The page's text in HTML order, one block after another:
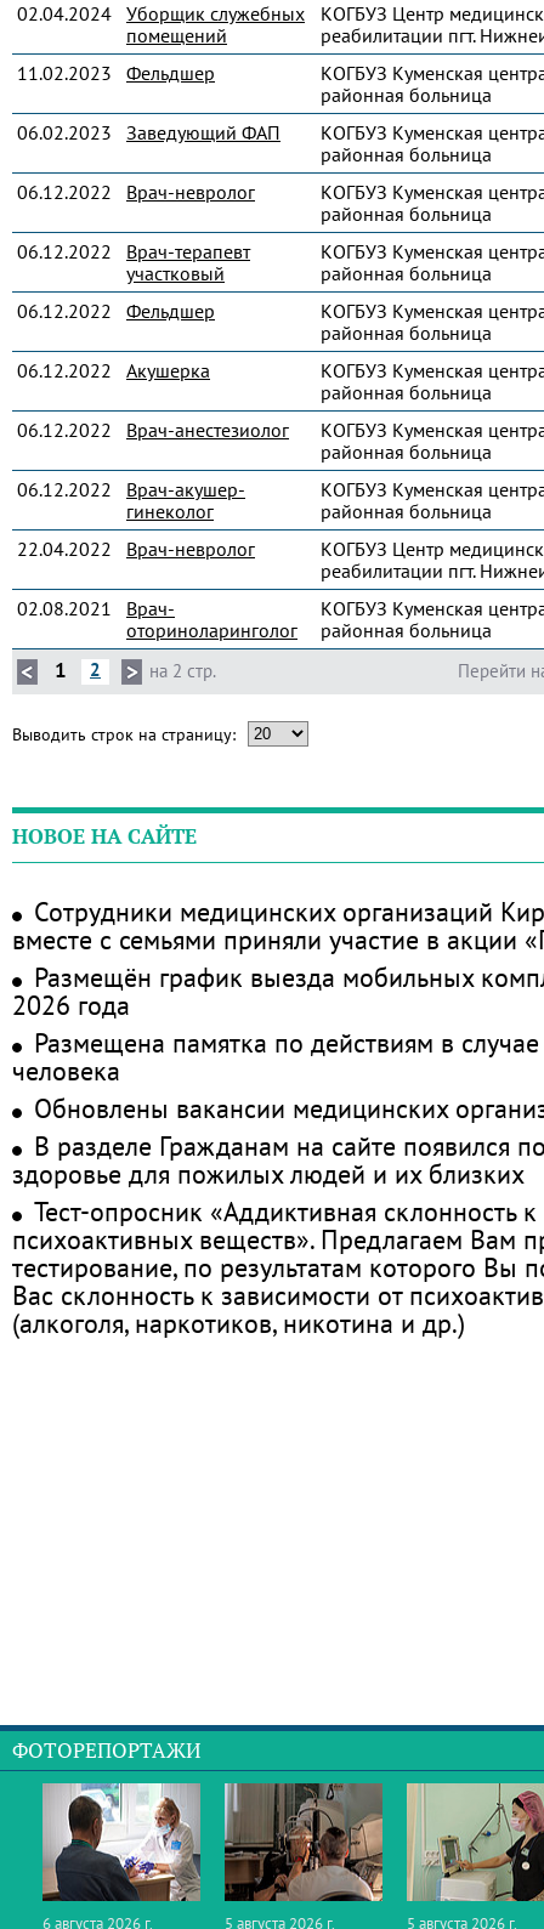
02.04.2024 Уборщик служебных
помещений
КОГБУЗ Центр
реабилитации пгт.
11.02.2023
Фельдшер
КОГБУЗ Куменская
районная больница
06.02.2023
Заведующий ФАП
КОГБУЗ Куменская
районная больница
06.12.2022
Врач-невролог
КОГБУЗ Куменская
районная больница
06.12.2022
Врач-терапевт
участковый
КОГБУЗ Куменская
районная больница
06.12.2022
Фельдшер
КОГБУЗ Куменская
районная больница
06.12.2022
Акушерка
КОГБУЗ Куменская
районная больница
06.12.2022
Врач-анестезиолог
КОГБУЗ Куменская
районная больница
06.12.2022
Врач-акушер-
гинеколог
КОГБУЗ Куменская
районная больница
22.04.2022
Врач-невролог
КОГБУЗ Центр
реабилитации пгт.
02.08.2021
Врач-
оториноларинголог
КОГБУЗ Куменская
районная больница
Перейти
1 2 на 2 стр.
Выводить строк на страницу:
НОВОЕ НА САЙТЕ
Сотрудники медицинских организаций
вместе с семьями приняли участие в акции
Размещён график выезда мобильных
2026 года
Размещена памятка по действиям в
человека
Обновлены вакансии медицинских
В разделе Гражданам на сайте появился
здоровье для пожилых людей и их близких
Тест-опросник «Аддиктивная склонность
психоактивных веществ». Предлагаем Вам
тестирование, по результатам которого Вы
Вас склонность к зависимости от
(алкоголя, наркотиков, никотина и др.)
ФОТОРЕПОРТАЖИ
6 августа 2026 г. 5 августа 2026 г. 5 августа 2026 г.